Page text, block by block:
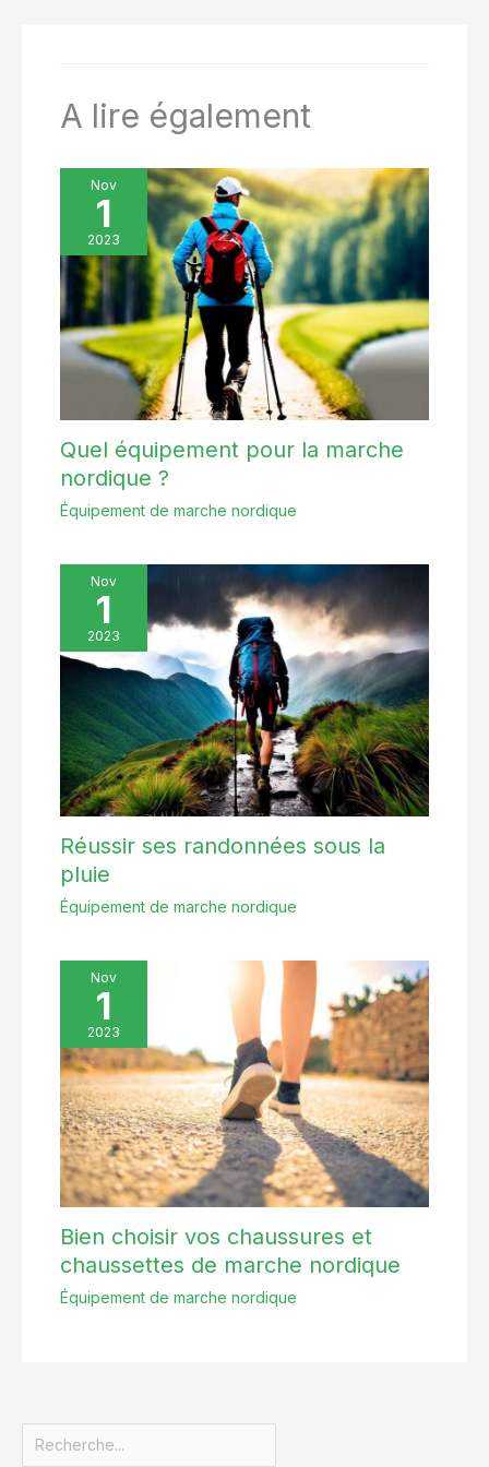
déplacements ! 【TERRAIN ET
TEMPS TOUTES SAISONS】: 4
à neige, 2 paniers à boue pour
les surfaces dures, le gravier,
la terre, les rochers, la boue
ou la neige, et tous types de
terrains et de conditions
météorologiques avec facilité.
A lire également
Nov
1
2023
Quel équipement pour la marche
nordique ?
Équipement de marche nordique
Nov
1
2023
Réussir ses randonnées sous la
pluie
Équipement de marche nordique
Nov
1
2023
Bien choisir vos chaussures et
chaussettes de marche nordique
Équipement de marche nordique